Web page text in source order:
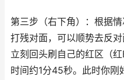
第三步（右下角）：根据
打残对面，可以顺势去反对
立刻回头刷自己的红区（红
时间约1分45秒。此时你刚